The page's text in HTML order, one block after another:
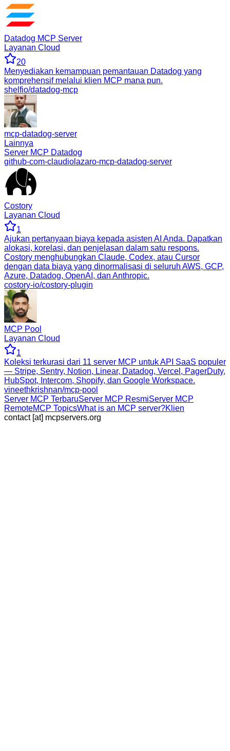
Datadog MCP Server
Layanan Cloud
20
Menyediakan kemampuan pemantauan Datadog yang
komprehensif melalui klien MCP mana pun.
shelfio/datadog-mcp
mcp-datadog-server
Lainnya
Server MCP Datadog
github-com-claudiolazaro-mcp-datadog-server
Costory
Layanan Cloud
1
Ajukan pertanyaan biaya kepada asisten AI Anda. Dapatkan
alokasi, korelasi, dan penjelasan dalam satu respons.
Costory menghubungkan Claude, Codex, atau Cursor
dengan data biaya yang dinormalisasi di seluruh AWS, GCP,
Azure, Datadog, OpenAI, dan Anthropic.
costory-io/costory-plugin
MCP Pool
Layanan Cloud
1
Koleksi terkurasi dari 11 server MCP untuk API SaaS populer
— Stripe, Sentry, Notion, Linear, Datadog, Vercel, PagerDuty,
HubSpot, Intercom, Shopify, dan Google Workspace.
vineethkrishnan/mcp-pool
Server MCP TerbaruServer MCP ResmiServer MCP
RemoteMCP TopicsWhat is an MCP server?Klien
contact [at] mcpservers.org